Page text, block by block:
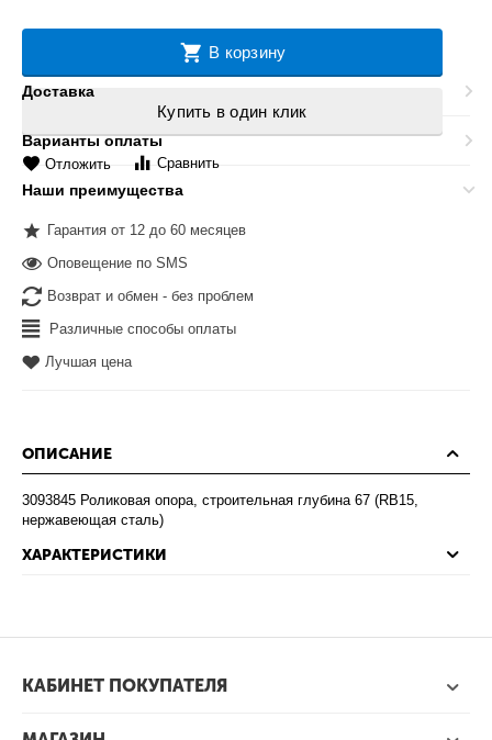
В корзину
Купить в один клик
Отложить Сравнить
Доставка
Варианты оплаты
Наши преимущества
Гарантия от 12 до 60 месяцев
Оповещение по SMS
Возврат и обмен - без проблем
Различные способы оплаты
Лучшая цена
ОПИСАНИЕ
3093845 Роликовая опора, строительная глубина 67 (RB15,
нержавеющая сталь)
ХАРАКТЕРИСТИКИ
КАБИНЕТ ПОКУПАТЕЛЯ